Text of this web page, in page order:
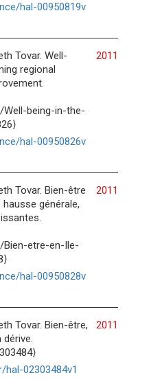
hal-00950819v
2011
Tovar. Well-
regional
being-in-the-
hal-00950826v
2011
Tovar. Bien-être
générale,
Bien-etre-en-Ile-
hal-00950828v
2011
Tovar. Bien-être,
02303484v1